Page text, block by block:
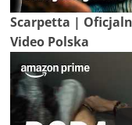
Scarpetta |
Video Polska